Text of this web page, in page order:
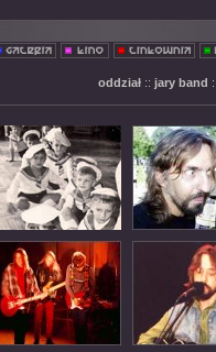
oddział :: jary band